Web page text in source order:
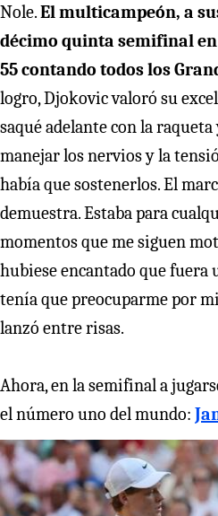
Nole.El multicampeón, a
décimo quinta semifinal
55 contando todos los
logro, Djokovic valoró su
saqué adelante con la
manejar los nervios y la
había que sostenerlos. El
demuestra. Estaba para
momentos que me siguen
hubiese encantado que fuera
tenía que preocuparme por
lanzó entre risas.
Ahora, en la semifinal a
el número uno del mundo: